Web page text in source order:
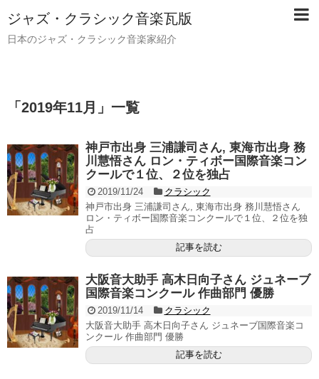
ジャズ・クラシック音楽瓦版
日本のジャズ・クラシック音楽家紹介
「 2019年11月 」 一覧
神戸市出身 三浦謙司さん, 東海市出身 務
川慧悟さん ロン・ティボー国際音楽コン
クールで１位、２位を独占
2019/11/24
クラシック
神戸市出身 三浦謙司さん, 東海市出身 務川慧悟さん
ロン・ティボー国際音楽コンクールで１位、２位を独
占
記事を読む
大阪音大助手 高木日向子さん ジュネーブ
国際音楽コンクール 作曲部門 優勝
2019/11/14
クラシック
大阪音大助手 高木日向子さん ジュネーブ国際音楽コ
ンクール 作曲部門 優勝
記事を読む